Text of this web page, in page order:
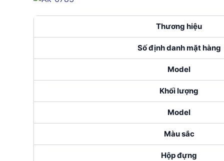
Thương hiệu
Số định danh mặt hàng
Model
Khối lượng
Model
Màu sắc
Hộp đựng